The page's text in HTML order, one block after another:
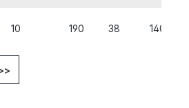
10 190 38 140